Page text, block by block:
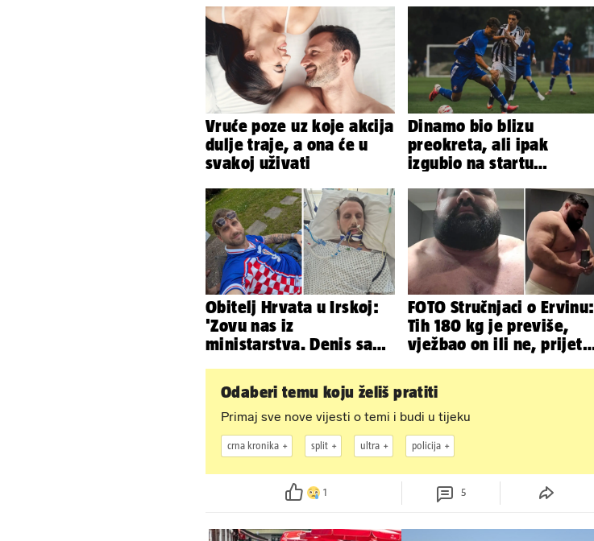
Vruće poze uz koje akcija
dulje traje, a ona će u
svakoj uživati
Dinamo bio blizu
preokreta, ali ipak
izgubio na startu
Obitelj Hrvata u Irskoj:
'Zovu nas iz
ministarstva. Denis sada
FOTO Stručnjaci o Ervinu:
Tih 180 kg je previše,
vježbao on ili ne, prijete
Odaberi temu koju želiš pratiti
Primaj sve nove vijesti o temi i budi u tijeku
crna kronika split ultra policija
1 5